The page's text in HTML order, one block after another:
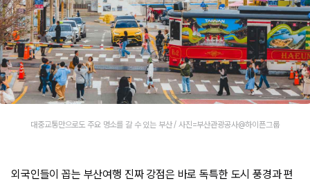
대중교통만으로도 주요 명소를 갈 수 있는 부산 / 사진=부산관광공사@하이픈그룹
외국인들이 꼽는 부산여행 진짜 강점은 바로 독특한 도시 풍경과 편